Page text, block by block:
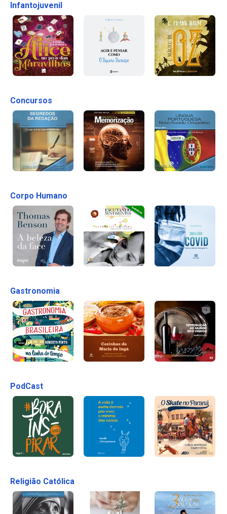
Infantojuvenil
Concursos
Corpo Humano
Gastronomia
PodCast
Religião Católica